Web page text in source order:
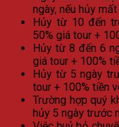
ngày, nếu hủy
Hủy từ 10 đến
50% giá tour +
Hủy từ 8 đến 6
giá tour + 100%
Hủy từ 5 ngày
tour + 100% tiền
Trường hợp quý
hủy 5 ngày trước